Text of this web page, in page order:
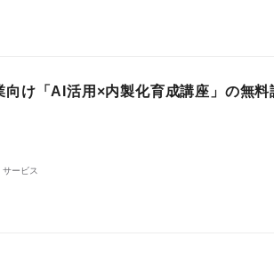
け「AI活用×内製化育成講座」の無料
サービス